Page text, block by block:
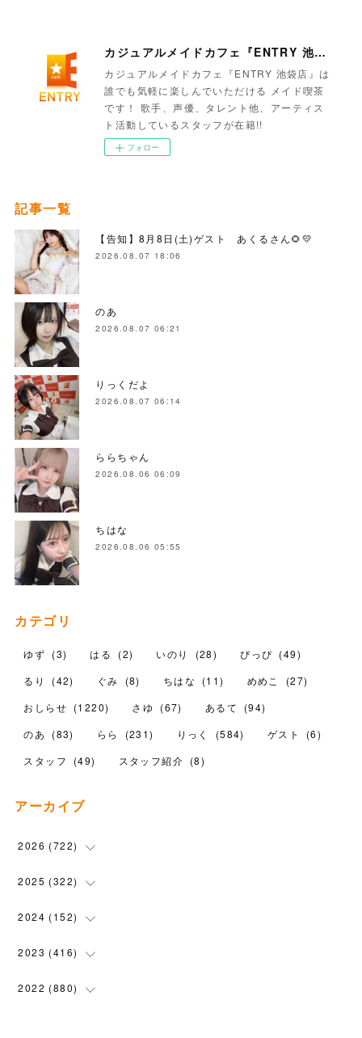
カジュアルメイドカフェ『ENTRY 池袋店』
カジュアルメイドカフェ『ENTRY 池袋店』は
誰でも気軽に楽しんでいただける メイド喫茶
です！ 歌手、声優、タレント他、アーティス
ト活動しているスタッフが在籍!!
フォロー
記事一覧
【告知】8月8日(土)ゲスト あくるさん🌻💛
2026.08.07 18:06
のあ
2026.08.07 06:21
りっくだよ
2026.08.07 06:14
ららちゃん
2026.08.06 06:09
ちはな
2026.08.06 05:55
カテゴリ
ゆず (3) はる (2) いのり (28) ぴっぴ (49)
るり
(42) ぐみ (8) ちはな (11) めめこ (27)
おしらせ (1220) さゆ (67) あるて (94)
のあ
(83) らら (231) りっく (584) ゲスト (6)
スタッフ
(49) スタッフ紹介 (8)
アーカイブ
2026 (722)
(15)
(102
( 110
( 119
2025 (322)
(90)
( 100
(74)
2024 (152)
(5 )
(5)
2023 (416)
(28)
2022 (880)